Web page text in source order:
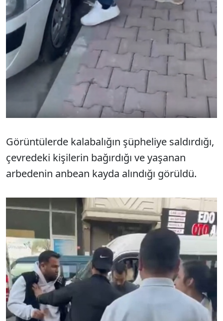
Görüntülerde kalabalığın şüpheliye saldırdığı,
çevredeki kişilerin bağırdığı ve yaşanan
arbedenin anbean kayda alındığı görüldü.